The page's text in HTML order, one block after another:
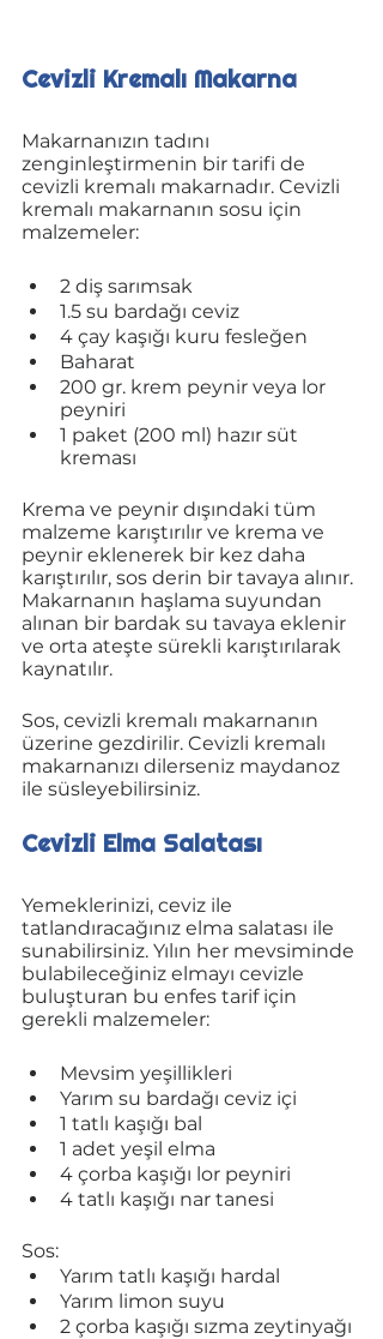
Cevizli Kremalı Makarna
Makarnanızın tadını
zenginleştirmenin bir tarifi de
cevizli kremalı makarnadır. Cevizli
kremalı makarnanın sosu için
malzemeler:
2 diş sarımsak
1.5 su bardağı ceviz
4 çay kaşığı kuru fesleğen
Baharat
200 gr. krem peynir veya lor
peyniri
1 paket (200 ml) hazır süt
kreması
Krema ve peynir dışındaki tüm
malzeme karıştırılır ve krema ve
peynir eklenerek bir kez daha
karıştırılır, sos derin bir tavaya alınır.
Makarnanın haşlama suyundan
alınan bir bardak su tavaya eklenir
ve orta ateşte sürekli karıştırılarak
kaynatılır.
Sos, cevizli kremalı makarnanın
üzerine gezdirilir. Cevizli kremalı
makarnanızı dilerseniz maydanoz
ile süsleyebilirsiniz.
Cevizli Elma Salatası
Yemeklerinizi, ceviz ile
tatlandıracağınız elma salatası ile
sunabilirsiniz. Yılın her mevsiminde
bulabileceğiniz elmayı cevizle
buluşturan bu enfes tarif için
gerekli malzemeler:
Mevsim yeşillikleri
Yarım su bardağı ceviz içi
1 tatlı kaşığı bal
1 adet yeşil elma
4 çorba kaşığı lor peyniri
4 tatlı kaşığı nar tanesi
Sos:
Yarım tatlı kaşığı hardal
Yarım limon suyu
2 çorba kaşığı sızma zeytinyağı